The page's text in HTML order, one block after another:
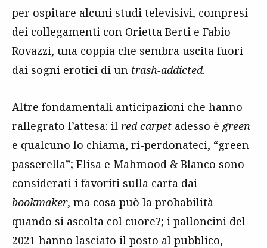
per ospitare alcuni studi televisivi, compresi
dei collegamenti con Orietta Berti e Fabio
Rovazzi, una coppia che sembra uscita fuori
dai sogni erotici di un trash-addicted.
Altre fondamentali anticipazioni che hanno
rallegrato l’attesa: il red carpet adesso è green
e qualcuno lo chiama, ri-perdonateci, “green
passerella”; Elisa e Mahmood & Blanco sono
considerati i favoriti sulla carta dai
bookmaker, ma cosa può la probabilità
quando si ascolta col cuore?; i palloncini del
2021 hanno lasciato il posto al pubblico,